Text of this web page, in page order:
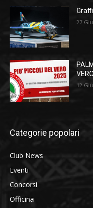
27
12
Categorie popolari
Club News
Eventi
Concorsi
Officina